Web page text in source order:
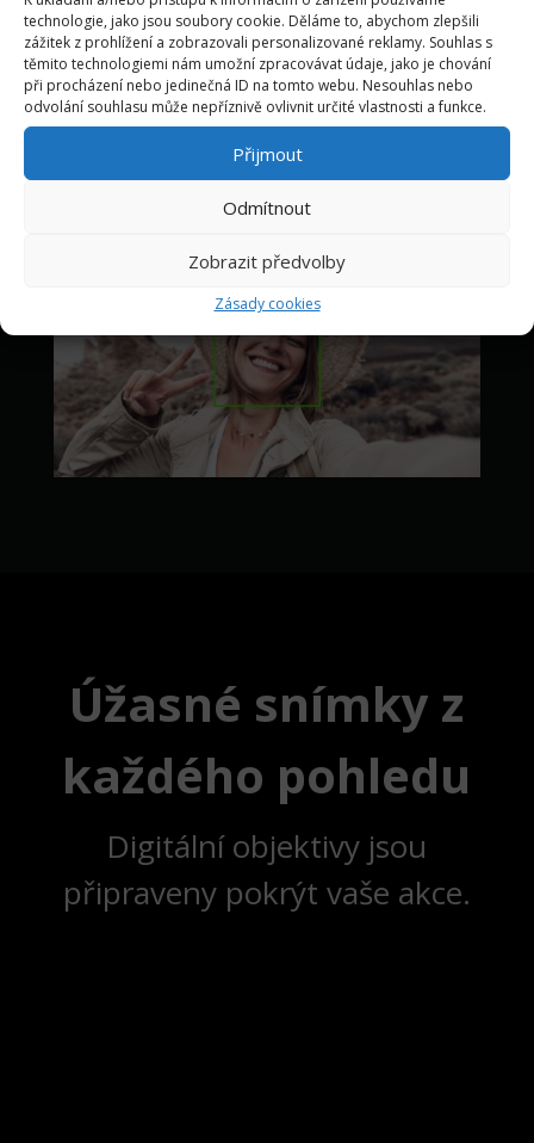
technologie, jako jsou soubory cookie. Děláme to, abychom zlepšili
zážitek z prohlížení a zobrazovali personalizované reklamy. Souhlas s
těmito technologiemi nám umožní zpracovávat údaje, jako je chování
při procházení nebo jedinečná ID na tomto webu. Nesouhlas nebo
odvolání souhlasu může nepříznivě ovlivnit určité vlastnosti a funkce.
Přijmout
Odmítnout
Zobrazit předvolby
Zásady cookies
lidské tváře pro optimální
expoziční efekt při záznamu
portrétů.
Úžasné snímky z
každého pohledu
Digitální objektivy jsou
připraveny pokrýt vaše akce.